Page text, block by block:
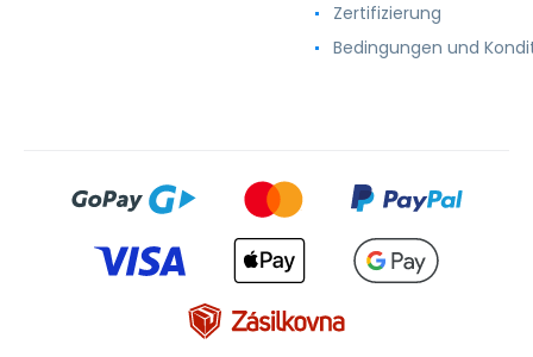
Zertifizierung
Bedingungen und